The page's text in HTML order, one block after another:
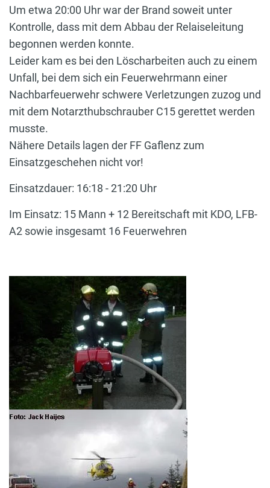
Um etwa 20:00 Uhr war der Brand soweit unter
Kontrolle, dass mit dem Abbau der Relaiseleitung
begonnen werden konnte.
Leider kam es bei den Löscharbeiten auch zu einem
Unfall, bei dem sich ein Feuerwehrmann einer
Nachbarfeuerwehr schwere Verletzungen zuzog und
mit dem Notarzthubschrauber C15 gerettet werden
musste.
Nähere Details lagen der FF Gaflenz zum
Einsatzgeschehen nicht vor!
Einsatzdauer: 16:18 - 21:20 Uhr
Im Einsatz: 15 Mann + 12 Bereitschaft mit KDO, LFB-
A2 sowie insgesamt 16 Feuerwehren